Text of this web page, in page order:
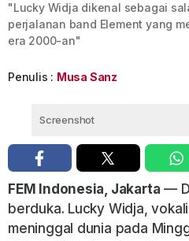
"Lucky Widja dikenal sebagai
perjalanan band Element yang
era 2000-an"
Penulis : Musa Sanz
Screenshot
FEM Indonesia, Jakarta —
berduka. Lucky Widja,
meninggal dunia pada